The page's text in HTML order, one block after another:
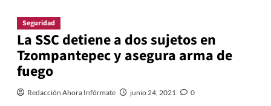
Seguridad
La SSC detiene a dos sujetos en
Tzompantepec y asegura arma de
fuego
Redacción Ahora Infórmate junio 24, 2021 0